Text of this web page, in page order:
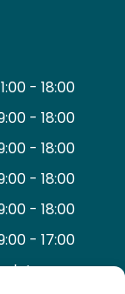
- 18:00
- 18:00
- 18:00
- 18:00
- 18:00
- 17:00